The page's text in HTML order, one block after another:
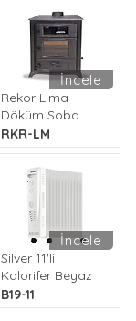
İncele
Rekor Lima
Döküm Soba
RKR-LM
İncele
Silver 11'li
Kalorifer Beyaz
B19-11